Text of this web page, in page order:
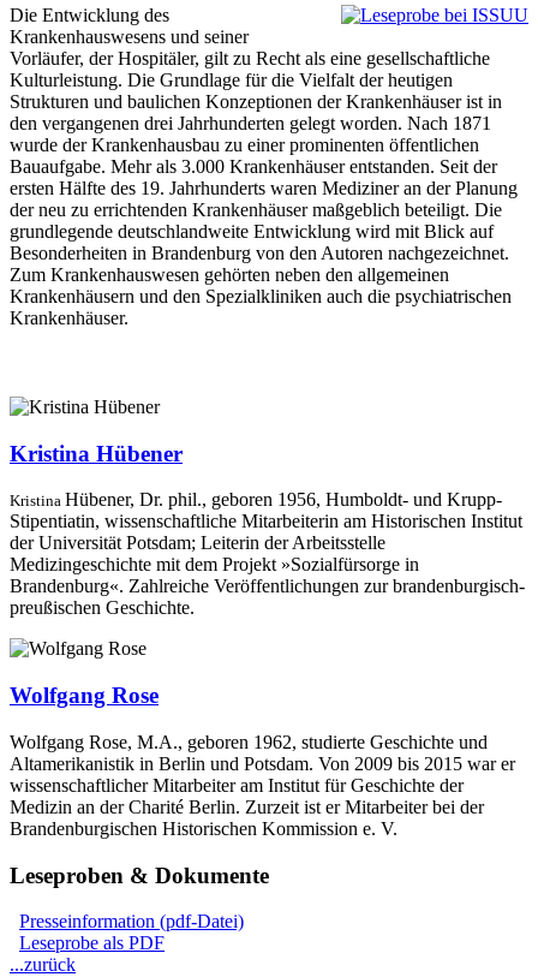
Die Entwicklung des
Krankenhauswesens und seiner
Vorläufer, der Hospitäler, gilt zu Recht als eine gesellschaftliche
Kulturleistung. Die Grundlage für die Vielfalt der heutigen
Strukturen und baulichen Konzeptionen der Krankenhäuser ist in
den vergangenen drei Jahrhunderten gelegt worden. Nach 1871
wurde der Krankenhausbau zu einer prominenten öffentlichen
Bauaufgabe. Mehr als 3.000 Krankenhäuser entstanden. Seit der
ersten Hälfte des 19. Jahrhunderts waren Mediziner an der Planung
der neu zu errichtenden Krankenhäuser maßgeblich beteiligt. Die
grundlegende deutschlandweite Entwicklung wird mit Blick auf
Besonderheiten in Brandenburg von den Autoren nachgezeichnet.
Zum Krankenhauswesen gehörten neben den allgemeinen
Krankenhäusern und den Spezialkliniken auch die psychiatrischen
Krankenhäuser.
Kristina Hübener
Kristina Hübener, Dr. phil., geboren 1956, Humboldt- und Krupp-
Stipentiatin, wissenschaftliche Mitarbeiterin am Historischen Institut
der Universität Potsdam; Leiterin der Arbeitsstelle
Medizingeschichte mit dem Projekt »Sozialfürsorge in
Brandenburg«. Zahlreiche Veröffentlichungen zur brandenburgisch-
preußischen Geschichte.
Wolfgang Rose
Wolfgang Rose, M.A., geboren 1962, studierte Geschichte und
Altamerikanistik in Berlin und Potsdam. Von 2009 bis 2015 war er
wissenschaftlicher Mitarbeiter am Institut für Geschichte der
Medizin an der Charité Berlin. Zurzeit ist er Mitarbeiter bei der
Brandenburgischen Historischen Kommission e. V.
Leseproben & Dokumente
Presseinformation (pdf-Datei)
Leseprobe als PDF
...zurück